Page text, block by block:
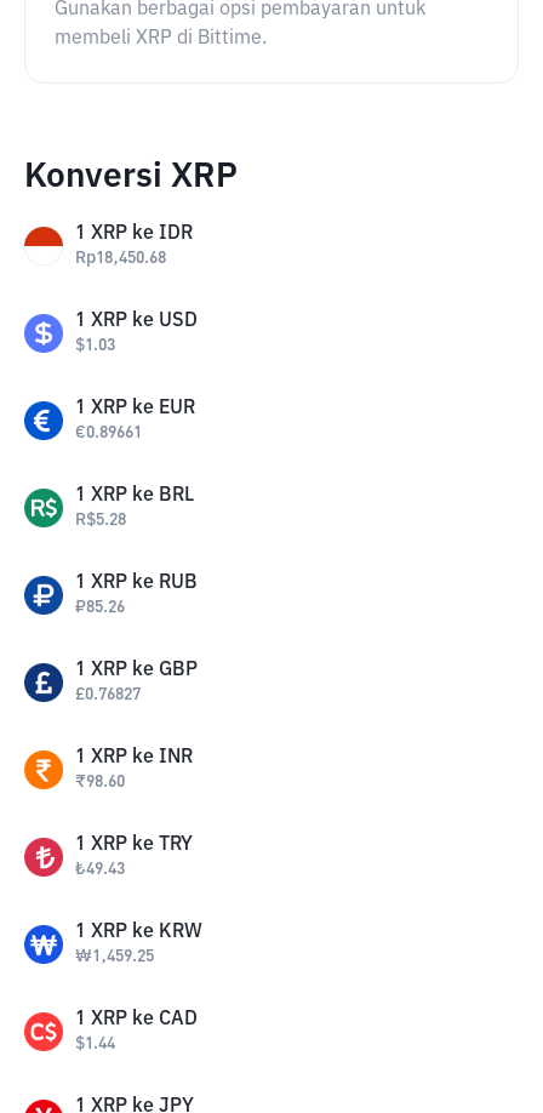
Gunakan berbagai opsi pembayaran untuk
membeli XRP di Bittime.
Konversi XRP
1 XRP ke IDR
Rp18,450.68
1 XRP ke USD
$1.03
1 XRP ke EUR
€0.89661
1 XRP ke BRL
R$5.28
1 XRP ke RUB
₽85.26
1 XRP ke GBP
£0.76827
1 XRP ke INR
₹98.60
1 XRP ke TRY
₺49.43
1 XRP ke KRW
₩1,459.25
1 XRP ke CAD
$1.44
1 XRP ke JPY